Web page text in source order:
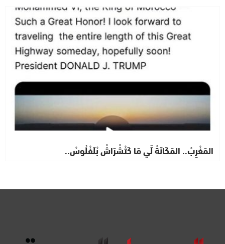
المَغْرِبْ.. المَكَانَةْ لِّي مَا كَتْشْرَاشْ بْلَفْلُوسْ..